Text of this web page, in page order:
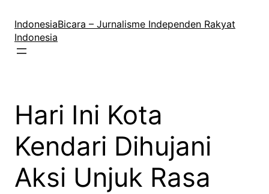
konten
IndonesiaBicara – Jurnalisme Independen Rakyat
Indonesia
Hari Ini Kota
Kendari Dihujani
Aksi Unjuk Rasa